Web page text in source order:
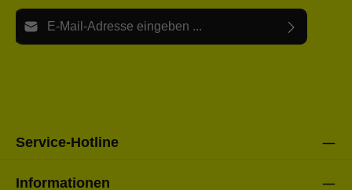
E-Mail-Adresse*
Service-Hotline
Informationen